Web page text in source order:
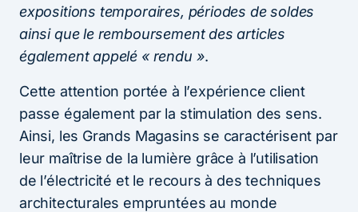
expositions temporaires, périodes de soldes
ainsi que le remboursement des articles
également appelé « rendu ».
Cette attention portée à l’expérience client
passe également par la stimulation des sens.
Ainsi, les Grands Magasins se caractérisent par
leur maîtrise de la lumière grâce à l’utilisation
de l’électricité et le recours à des techniques
architecturales empruntées au monde